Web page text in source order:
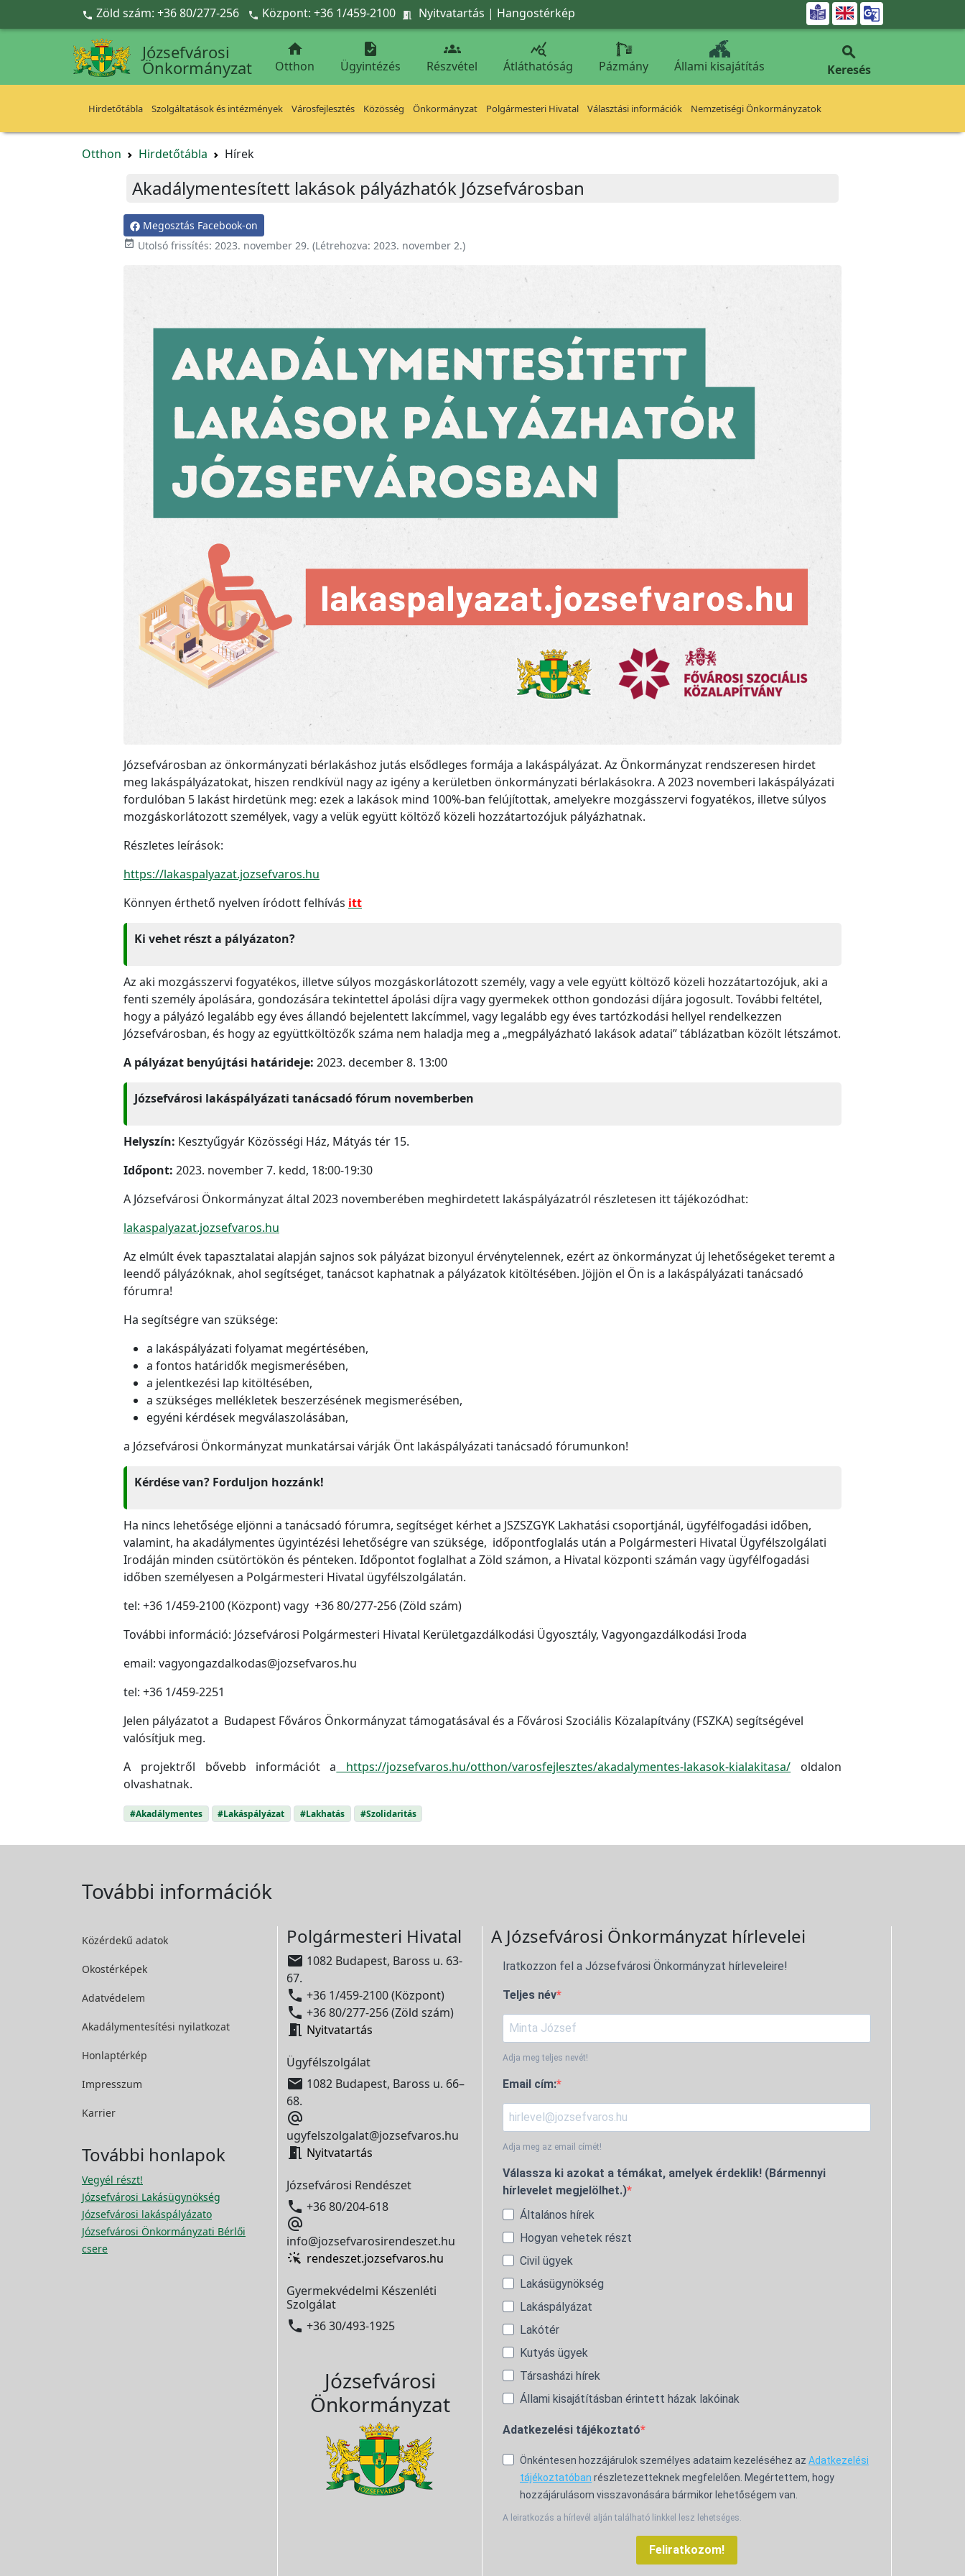
Ugrás a fő tartalomra
 Zöld szám: +36 80/277-256  Központ: +36 1/459-2100  Nyitvatartás | Hangostérkép 
Józsefvárosi
Önkormányzat

Otthon

Ügyintézés

Részvétel

Átláthatóság Pázmány Állami kisajátítás

Keresés
Hirdetőtábla Szolgáltatások és intézmények Városfejlesztés Közösség Önkormányzat Polgármesteri Hivatal Választási információk Nemzetiségi Önkormányzatok
Otthon Hirdetőtábla Hírek
Akadálymentesített lakások pályázhatók Józsefvárosban
Megosztás Facebook-on
 Utolsó frissítés: 2023. november 29. (Létrehozva: 2023. november 2.)
Józsefvárosban az önkormányzati bérlakáshoz jutás elsődleges formája a lakáspályázat. Az Önkormányzat rendszeresen hirdet
meg lakáspályázatokat, hiszen rendkívül nagy az igény a kerületben önkormányzati bérlakásokra. A 2023 novemberi lakáspályázati
fordulóban 5 lakást hirdetünk meg: ezek a lakások mind 100%-ban felújítottak, amelyekre mozgásszervi fogyatékos, illetve súlyos
mozgáskorlátozott személyek, vagy a velük együtt költöző közeli hozzátartozójuk pályázhatnak.
Részletes leírások:
https://lakaspalyazat.jozsefvaros.hu
Könnyen érthető nyelven íródott felhívás itt
Ki vehet részt a pályázaton?
Az aki mozgásszervi fogyatékos, illetve súlyos mozgáskorlátozott személy, vagy a vele együtt költöző közeli hozzátartozójuk, aki a
fenti személy ápolására, gondozására tekintettel ápolási díjra vagy gyermekek otthon gondozási díjára jogosult. További feltétel,
hogy a pályázó legalább egy éves állandó bejelentett lakcímmel, vagy legalább egy éves tartózkodási hellyel rendelkezzen
Józsefvárosban, és hogy az együttköltözők száma nem haladja meg a „megpályázható lakások adatai” táblázatban közölt létszámot.
A pályázat benyújtási határideje: 2023. december 8. 13:00
Józsefvárosi lakáspályázati tanácsadó fórum novemberben
Helyszín: Kesztyűgyár Közösségi Ház, Mátyás tér 15.
Időpont: 2023. november 7. kedd, 18:00-19:30
A Józsefvárosi Önkormányzat által 2023 novemberében meghirdetett lakáspályázatról részletesen itt tájékozódhat:
lakaspalyazat.jozsefvaros.hu
Az elmúlt évek tapasztalatai alapján sajnos sok pályázat bizonyul érvénytelennek, ezért az önkormányzat új lehetőségeket teremt a
leendő pályázóknak, ahol segítséget, tanácsot kaphatnak a pályázatok kitöltésében. Jöjjön el Ön is a lakáspályázati tanácsadó
fórumra!
Ha segítségre van szüksége:
a lakáspályázati folyamat megértésében,
a fontos határidők megismerésében,
a jelentkezési lap kitöltésében,
a szükséges mellékletek beszerzésének megismerésében,
egyéni kérdések megválaszolásában,
a Józsefvárosi Önkormányzat munkatársai várják Önt lakáspályázati tanácsadó fórumunkon!
Kérdése van? Forduljon hozzánk!
Ha nincs lehetősége eljönni a tanácsadó fórumra, segítséget kérhet a JSZSZGYK Lakhatási csoportjánál, ügyfélfogadási időben,
valamint, ha akadálymentes ügyintézési lehetőségre van szüksége, időpontfoglalás után a Polgármesteri Hivatal Ügyfélszolgálati
Irodáján minden csütörtökön és pénteken. Időpontot foglalhat a Zöld számon, a Hivatal központi számán vagy ügyfélfogadási
időben személyesen a Polgármesteri Hivatal ügyfélszolgálatán.
tel: +36 1/459-2100 (Központ) vagy +36 80/277-256 (Zöld szám)
További információ: Józsefvárosi Polgármesteri Hivatal Kerületgazdálkodási Ügyosztály, Vagyongazdálkodási Iroda
email: vagyongazdalkodas@jozsefvaros.hu
tel: +36 1/459-2251
Jelen pályázatot a Budapest Főváros Önkormányzat támogatásával és a Fővárosi Szociális Közalapítvány (FSZKA) segítségével
valósítjuk meg.
A projektről bővebb információt a https://jozsefvaros.hu/otthon/varosfejlesztes/akadalymentes-lakasok-kialakitasa/ oldalon
olvashatnak.
#Akadálymentes #Lakáspályázat #Lakhatás #Szolidaritás
További információk
Közérdekű adatok
Okostérképek
Adatvédelem
Akadálymentesítési nyilatkozat
Honlaptérkép
Impresszum
Karrier
További honlapok
Vegyél részt!
Józsefvárosi Lakásügynökség
Józsefvárosi lakáspályázato
Józsefvárosi Önkormányzati Bérlői
csere
Polgármesteri Hivatal
 1082 Budapest, Baross u. 63-
67.
 +36 1/459-2100 (Központ)
 +36 80/277-256 (Zöld szám)
 Nyitvatartás
Ügyfélszolgálat
 1082 Budapest, Baross u. 66–
68.

ugyfelszolgalat@jozsefvaros.hu
 Nyitvatartás
Józsefvárosi Rendészet
 +36 80/204-618

info@jozsefvarosirendeszet.hu
rendeszet.jozsefvaros.hu
Gyermekvédelmi Készenléti
Szolgálat
 +36 30/493-1925
Józsefvárosi
Önkormányzat
A Józsefvárosi Önkormányzat hírlevelei
Iratkozzon fel a Józsefvárosi Önkormányzat hírleveleire!
Teljes név
Adja meg teljes nevét!
Email cím:
Adja meg az email címét!
Válassza ki azokat a témákat, amelyek érdeklik! (Bármennyi
hírlevelet megjelölhet.)
Általános hírek
Hogyan vehetek részt
Civil ügyek
Lakásügynökség
Lakáspályázat
Lakótér
Kutyás ügyek
Társasházi hírek
Állami kisajátításban érintett házak lakóinak
Adatkezelési tájékoztató
Önkéntesen hozzájárulok személyes adataim kezeléséhez az Adatkezelési
tájékoztatóban részletezetteknek megfelelően. Megértettem, hogy
hozzájárulásom visszavonására bármikor lehetőségem van.
A leiratkozás a hírlevél alján található linkkel lesz lehetséges.
Feliratkozom!